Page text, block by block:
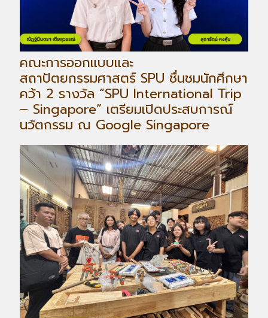
คณะการออกแบบและ
สถาปัตยกรรมศาสตร์ SPU ชื่นชมนักศึกษา
คว้า 2 รางวัล “SPU International Trip
– Singapore” เตรียมเปิดประสบการณ์
นวัตกรรม ณ Google Singapore